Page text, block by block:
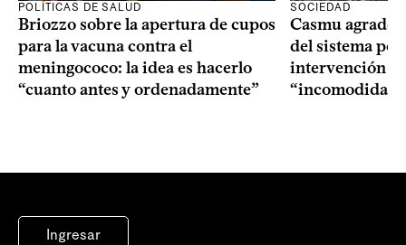
POLÍTICAS DE SALUD
Briozzo sobre la apertura de cupos
para la vacuna contra el
meningococo: la idea es hacerlo
“cuanto antes y ordenadamente”
SOCIEDAD
Casmu
del sistema
intervención
“incomodidad
Ingresar